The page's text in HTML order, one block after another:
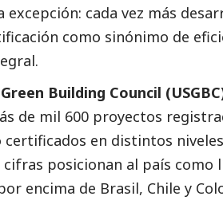
excepción: cada vez más
como sinónimo de
Green Building Council
de mil 600 proyectos
certificados en distintos
cifras posicionan al país como
encima de Brasil, Chile y